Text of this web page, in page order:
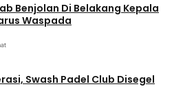
Benjolan Di Belakang Kepala
Waspada
Swash Padel Club Disegel